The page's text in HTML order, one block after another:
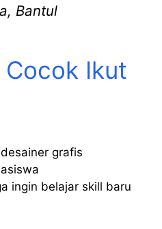
Bantul
Cocok Ikut
grafis
ingin belajar skill baru